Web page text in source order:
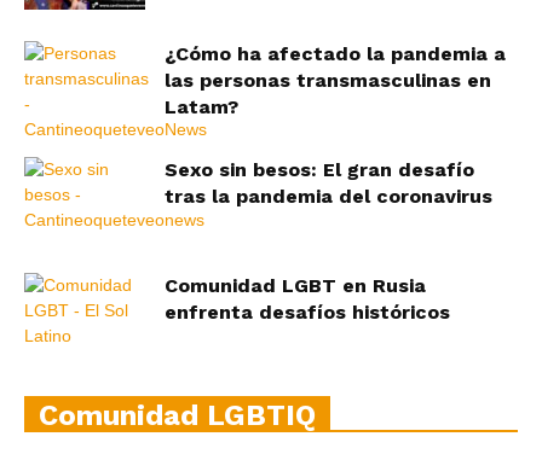
¿Cómo ha afectado la pandemia a
las personas transmasculinas en
Latam?
Sexo sin besos: El gran desafío
tras la pandemia del coronavirus
Comunidad LGBT en Rusia
enfrenta desafíos históricos
Comunidad LGBTIQ